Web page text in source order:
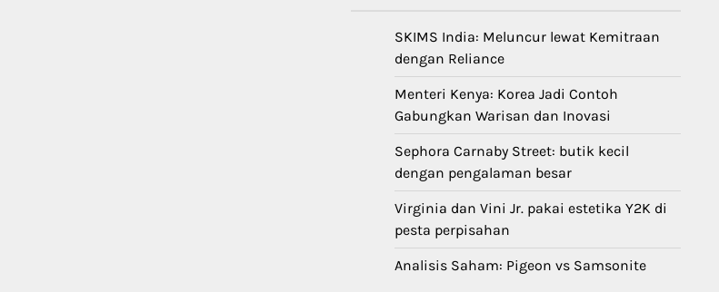
SKIMS India: Meluncur lewat Kemitraan
dengan Reliance
Menteri Kenya: Korea Jadi Contoh
Gabungkan Warisan dan Inovasi
Sephora Carnaby Street: butik kecil
dengan pengalaman besar
Virginia dan Vini Jr. pakai estetika Y2K di
pesta perpisahan
Analisis Saham: Pigeon vs Samsonite